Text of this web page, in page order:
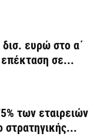
ευρώ στο α΄
επέκταση σε...
των εταιρειών
στρατηγικής...